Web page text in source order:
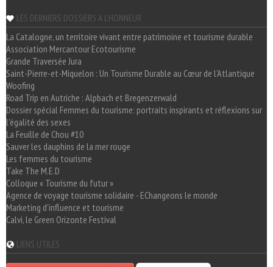
LES DERNIERS DOSSIERS A L'HONNEUR
La Catalogne, un territoire vivant entre patrimoine et tourisme durable
Association Mercantour Ecotourisme
Grande Traversée Jura
Saint-Pierre-et-Miquelon : Un Tourisme Durable au Cœur de l'Atlantique
Woofing
Road Trip en Autriche : Alpbach et Bregenzerwald
Dossier spécial Femmes du tourisme: portraits inspirants et réflexions sur
l'égalité des sexes
La Feuille de Chou #10
Sauver les dauphins de la mer rouge
Les femmes du tourisme
Take The M.E.D
Colloque « Tourisme du futur »
Agence de voyage tourisme solidaire - EChangeons le monde
Marketing d'influence et tourisme
Calvi, le Green Orizonte Festival
LIENS UTILES